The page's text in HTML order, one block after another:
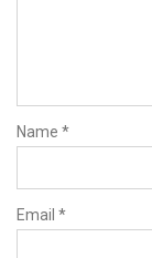
Name *
Email *